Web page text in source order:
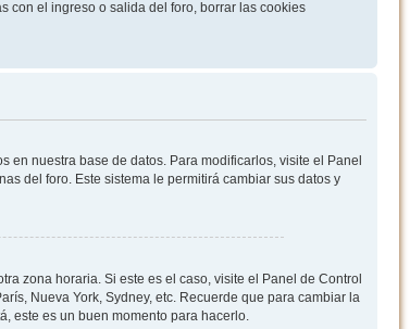
con el ingreso o salida del foro, borrar las cookies
en nuestra base de datos. Para modificarlos, visite el Panel
del foro. Este sistema le permitirá cambiar sus datos y
zona horaria. Si este es el caso, visite el Panel de Control
Nueva York, Sydney, etc. Recuerde que para cambiar la
este es un buen momento para hacerlo.